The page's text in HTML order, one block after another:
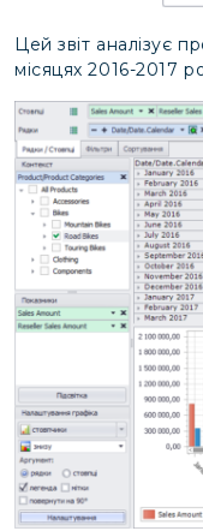
Цей звіт аналізує
місяцях 2016-2017